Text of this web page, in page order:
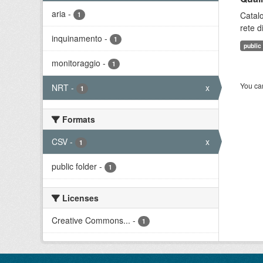
aria - 1
inquinamento - 1
monitoraggio - 1
NRT - 1 x
Formats
CSV - 1 x
public folder - 1
Licenses
Creative Commons... - 1
rete
public
You